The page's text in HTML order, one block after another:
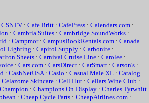
: Cafe Britt : CafePress : Calendars.com :
: Cambria Suites : Cambridge SoundWorks :
: Campmor: CampusBookRentals.com : Canada
Lighting : Capitol Supply : Carbonite :
Sheets : Carnival Cruise Line : Carolee :
: Cars.com : CarsDirect : CarSmart : Carson's :
: CashNetUSA: Casio : Casual Male XL : Catalog
Celazome Skincare : Cell Hut : Cellars Wine Club :
Champion : Champions On Display : Charles Tyrwhitt
: Cheap Cycle Parts : CheapAirlines.com :